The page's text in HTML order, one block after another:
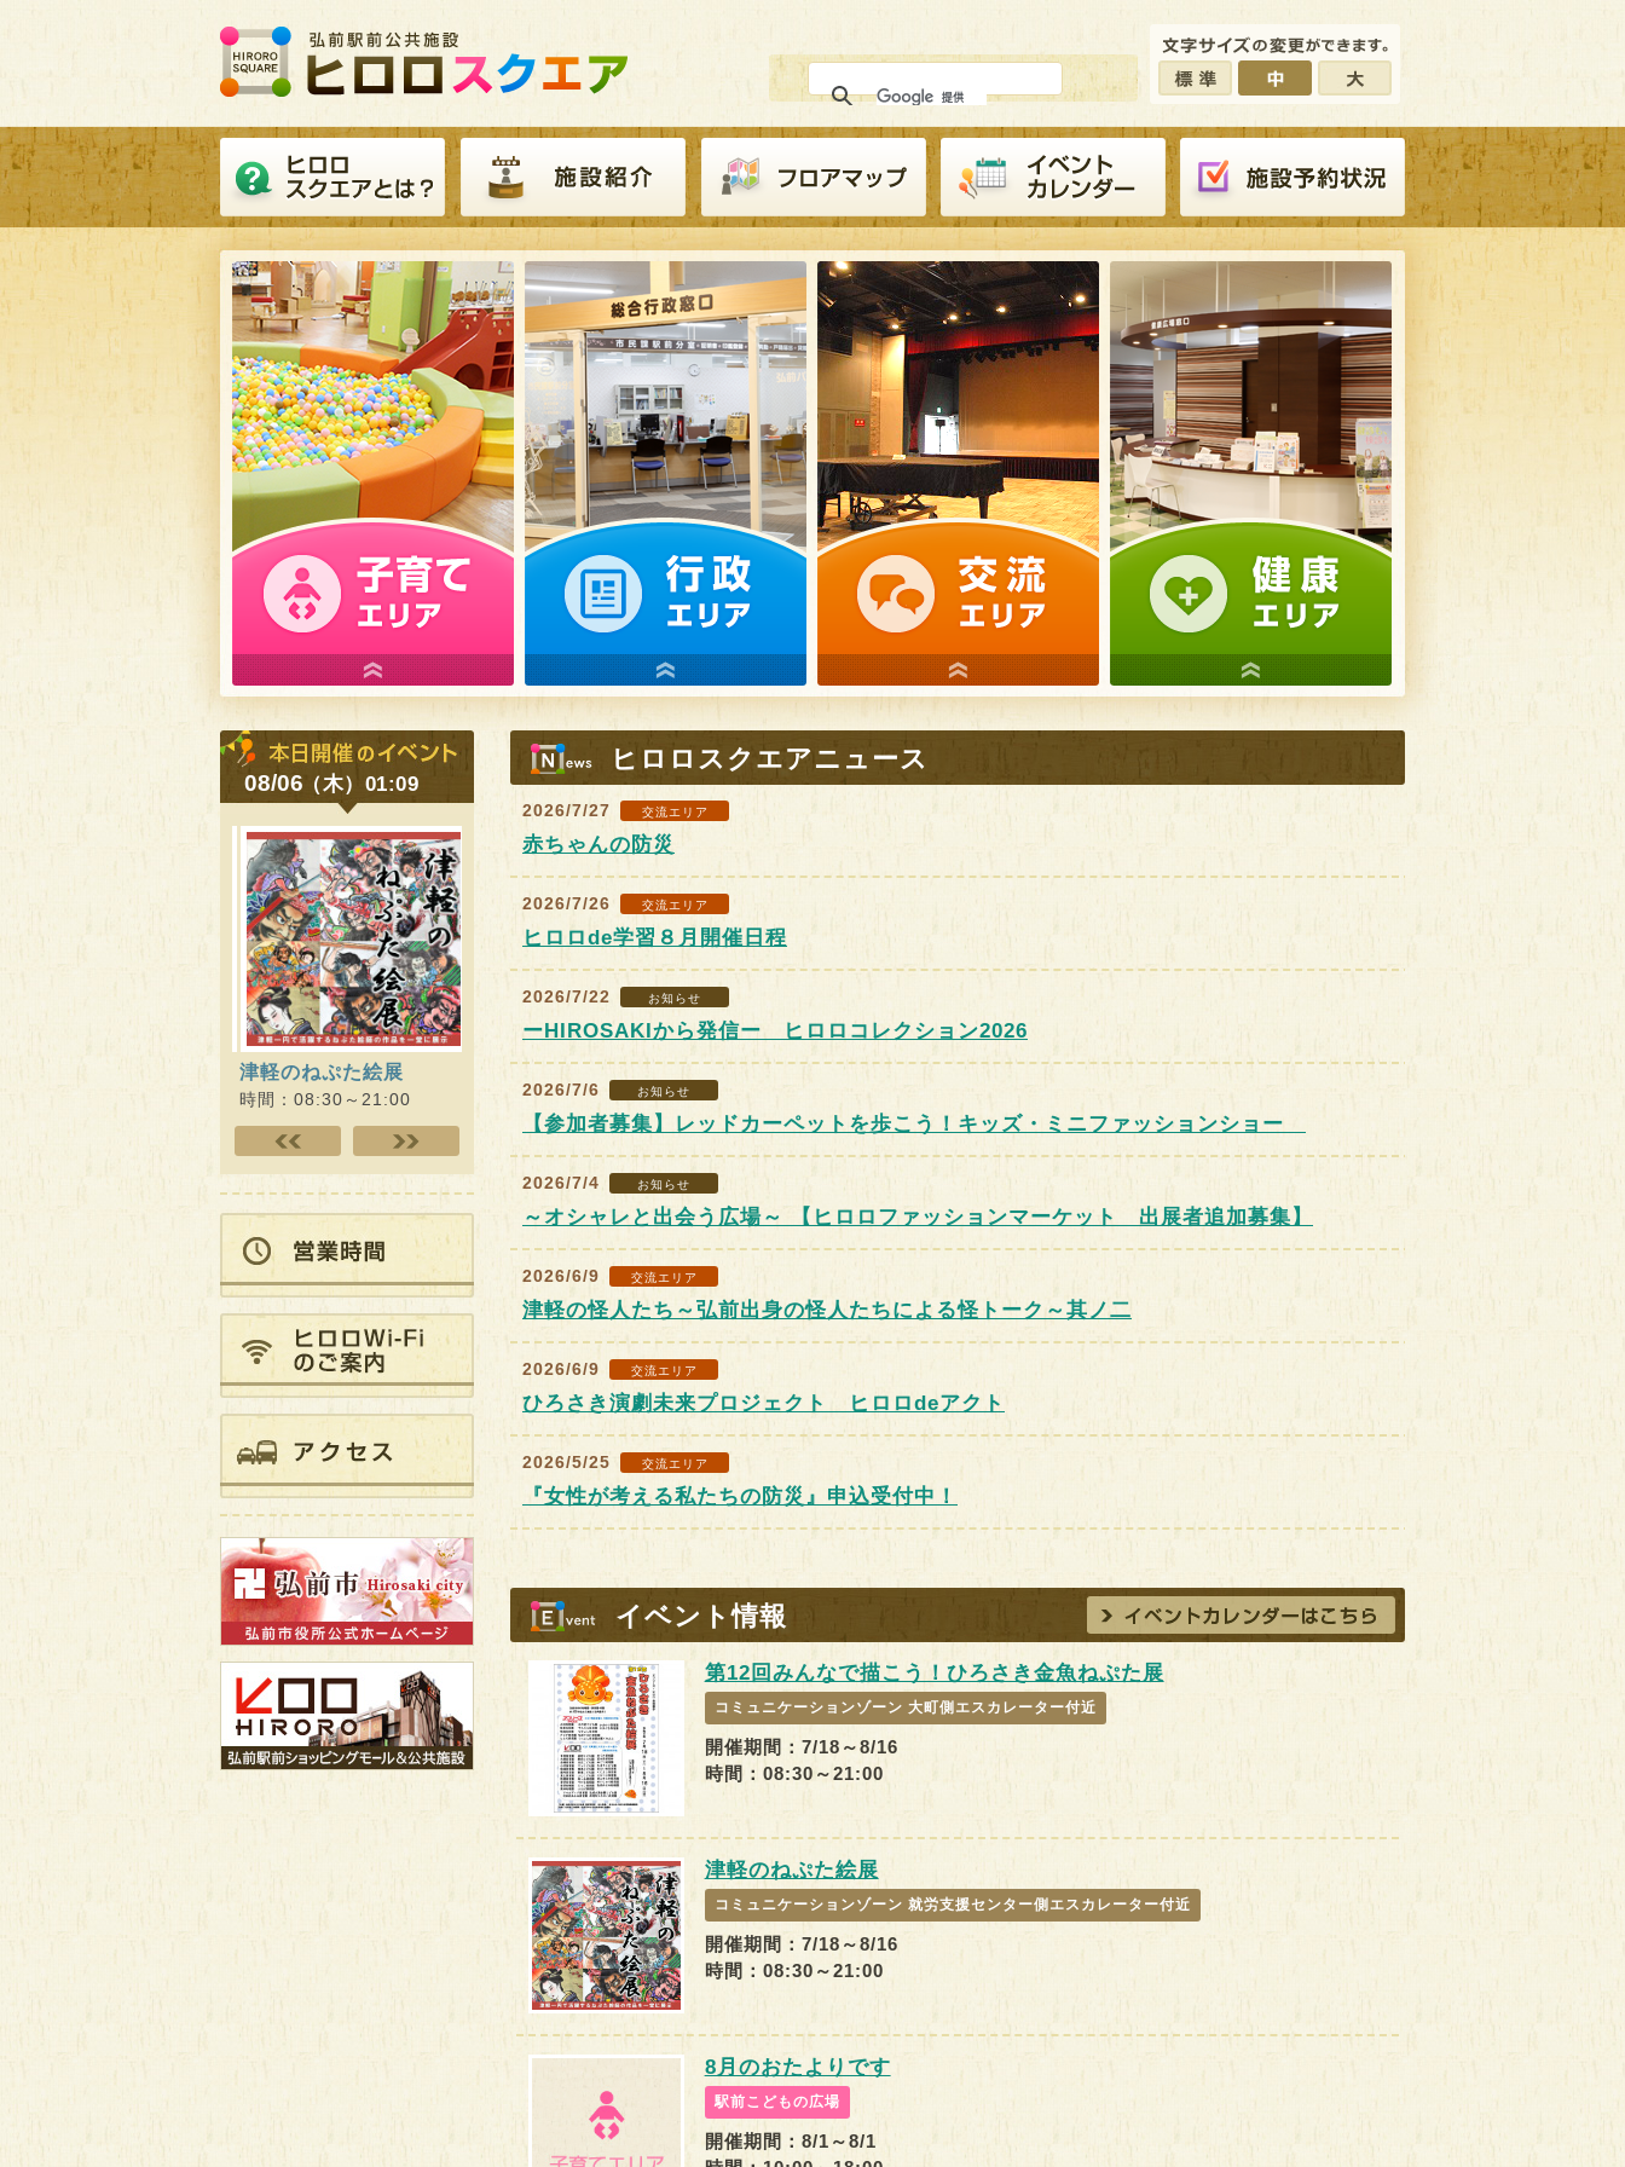
ヒロロスクエアニュース
2026/7/27 交流エリア
赤ちゃんの防災
2026/7/26 交流エリア
ヒロロde学習８月開催日程
2026/7/22 お知らせ
ーHIROSAKIから発信ー ヒロロコレクション2026
2026/7/6 お知らせ
【参加者募集】レッドカーペットを歩こう！キッズ・ミニファッションショー
2026/7/4 お知らせ
～オシャレと出会う広場～ 【ヒロロファッションマーケット 出展者追加募集】
2026/6/9 交流エリア
津軽の怪人たち～弘前出身の怪人たちによる怪トーク～其ノ二
2026/6/9 交流エリア
ひろさき演劇未来プロジェクト ヒロロdeアクト
2026/5/25 交流エリア
『女性が考える私たちの防災』申込受付中！
イベント情報
第12回みんなで描こう！ひろさき金魚ねぷた展
コミュニケーションゾーン 大町側エスカレーター付近
開催期間：7/18～8/16
時間：08:30～21:00
津軽のねぷた絵展
コミュニケーションゾーン 就労支援センター側エスカレーター付近
開催期間：7/18～8/16
時間：08:30～21:00
8月のおたよりです
駅前こどもの広場
開催期間：8/1～8/1
08/06（木）01:09
津軽のねぷた絵展
時間：08:30～21:00
キング!!
時間：09:00～18:00
時間：09:00～20:30
時間：10:00～15:00